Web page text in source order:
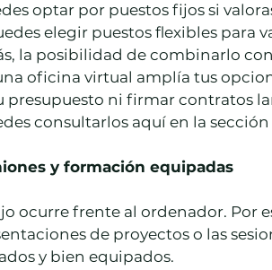
optar por puestos fijos si
elegir puestos flexibles para
la posibilidad de combinarlo
oficina virtual amplía tus
ni firmar contratos
consultarlos aquí en la
y formación equipadas
ocurre frente al ordenador. Por
de proyectos o las
y bien equipados.